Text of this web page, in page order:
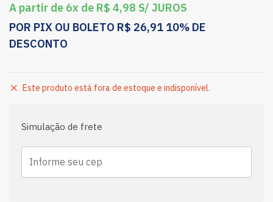
A partir de 6x de R$ 4,98 S/ JUROS
POR PIX OU BOLETO R$ 26,91 10% DE
DESCONTO
Este produto está fora de estoque e indisponível.
Simulação de frete